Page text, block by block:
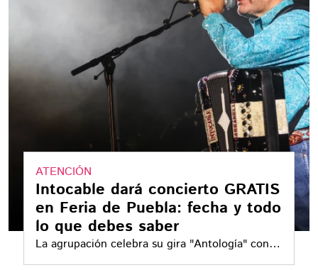
ATENCIÓN
Intocable dará concierto GRATIS
en Feria de Puebla: fecha y todo
lo que debes saber
La agrupación celebra su gira "Antología" con
espectáculos en México y Estados Unidos